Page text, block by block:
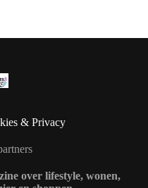
& Privacy
over lifestyle, wonen,